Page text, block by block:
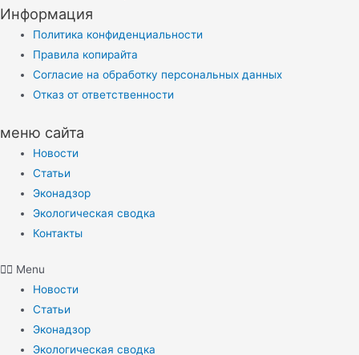
Информация
Политика конфиденциальности
Правила копирайта
Согласие на обработку персональных данных
Отказ от ответственности
меню сайта
Новости
Статьи
Эконадзор
Экологическая сводка
Контакты
Menu
Новости
Статьи
Эконадзор
Экологическая сводка